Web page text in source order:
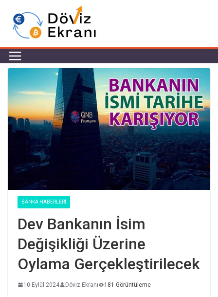
BANKA HABERLERI
Dev Bankanın İsim
Değişikliği Üzerine
Oylama Gerçekleştirilecek
10 Eylül 2024 Döviz Ekranı 181 Görüntüleme